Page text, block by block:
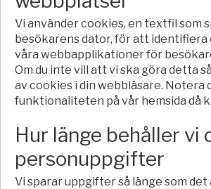
Vi använder cookies, en textfil som
besökarens dator, för att identifiera
våra webbapplikationer för
Om du inte vill att vi ska göra detta
av cookies i din webbläsare. Notera
funktionaliteten på vår hemsida då
Hur länge behåller vi
personuppgifter
Vi sparar uppgifter så länge som